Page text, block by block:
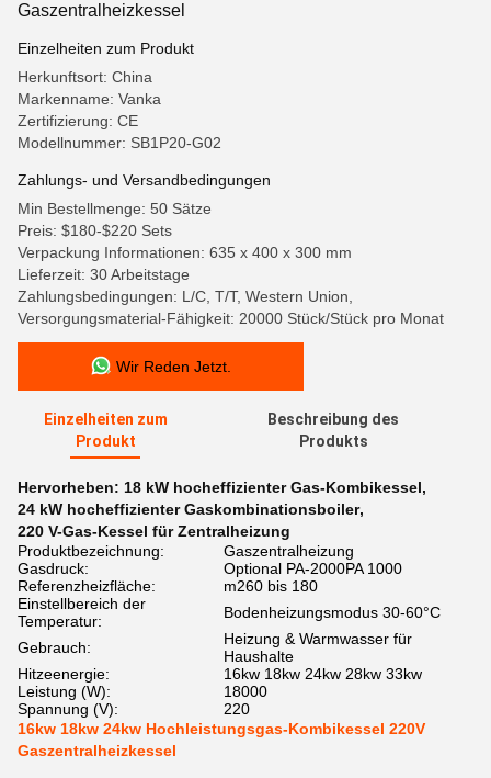
Gaszentralheizkessel
Einzelheiten zum Produkt
Herkunftsort: China
Markenname: Vanka
Zertifizierung: CE
Modellnummer: SB1P20-G02
Zahlungs- und Versandbedingungen
Min Bestellmenge: 50 Sätze
Preis: $180-$220 Sets
Verpackung Informationen: 635 x 400 x 300 mm
Lieferzeit: 30 Arbeitstage
Zahlungsbedingungen: L/C, T/T, Western Union,
Versorgungsmaterial-Fähigkeit: 20000 Stück/Stück pro Monat
Wir Reden Jetzt.
Einzelheiten zum
Produkt
Beschreibung des
Produkts
Hervorheben: 18 kW hocheffizienter Gas-Kombikessel,
24 kW hocheffizienter Gaskombinationsboiler,
220 V-Gas-Kessel für Zentralheizung
Produktbezeichnung:
Gaszentralheizung
Gasdruck:
Optional PA-2000PA 1000
Referenzheizfläche:
m260 bis 180
Einstellbereich der
Temperatur:
Bodenheizungsmodus 30-60°C
Gebrauch:
Heizung & Warmwasser für
Haushalte
Hitzeenergie:
16kw 18kw 24kw 28kw 33kw
Leistung (W):
18000
Spannung (V):
220
16kw 18kw 24kw Hochleistungsgas-Kombikessel 220V
Gaszentralheizkessel